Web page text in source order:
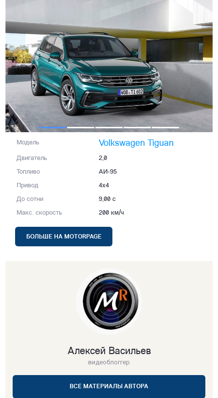
Модель Volkswagen Tiguan
Двигатель 2,0
Топливо АИ-95
Привод 4x4
До сотни 9,00 с
Макс. скорость 200 км/ч
БОЛЬШЕ НА MOTORPAGE
Алексей Васильев
видеоблоггер
ВСЕ МАТЕРИАЛЫ АВТОРА